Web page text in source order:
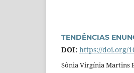
TENDÊNCIAS
DOI: https://doi.org/
Sônia Virgínia Martins